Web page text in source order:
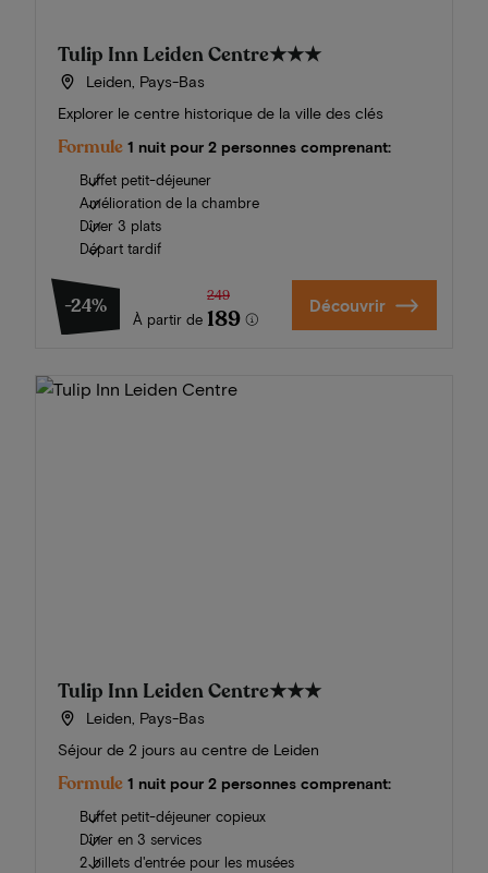
Tulip Inn Leiden Centre★★★
Leiden, Pays-Bas
Explorer le centre historique de la ville des clés
Formule 1 nuit pour 2 personnes comprenant:
Buffet petit-déjeuner
Amélioration de la chambre
Dîner 3 plats
Départ tardif
-24%
À partir de
249
189 Découvrir
Tulip Inn Leiden Centre★★★
Leiden, Pays-Bas
Séjour de 2 jours au centre de Leiden
Formule 1 nuit pour 2 personnes comprenant:
Buffet petit-déjeuner copieux
Dîner en 3 services
2 billets d'entrée pour les musées